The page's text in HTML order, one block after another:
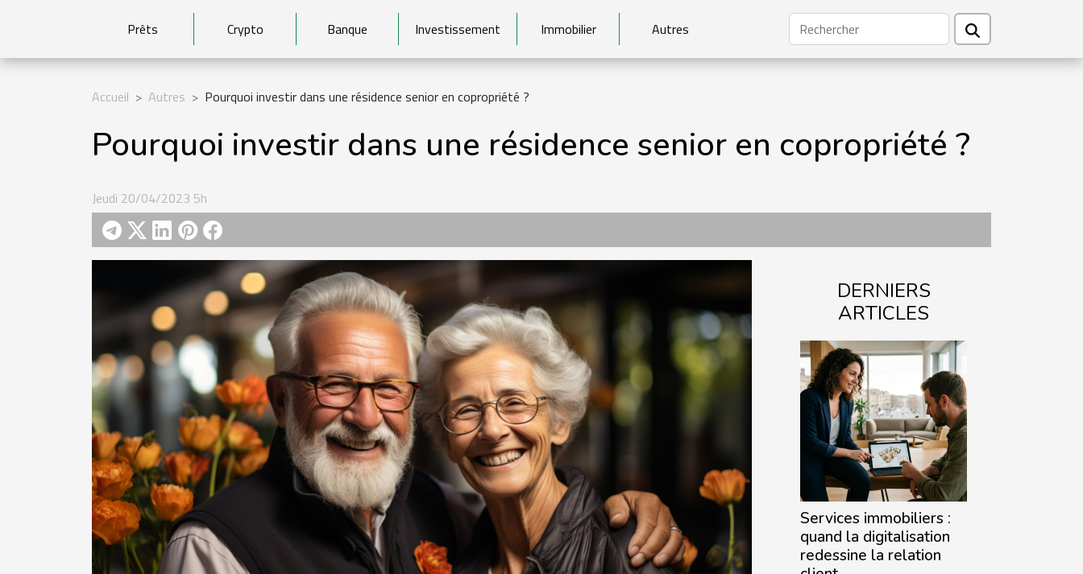
Prêts Crypto Banque Investissement Immobilier Autres
Accueil Autres Pourquoi investir dans une résidence senior en copropriété ?
Pourquoi investir dans une résidence senior en copropriété ?
Jeudi 20/04/2023 5h
DERNIERS
ARTICLES
Services immobiliers :
quand la digitalisation
redessine la relation